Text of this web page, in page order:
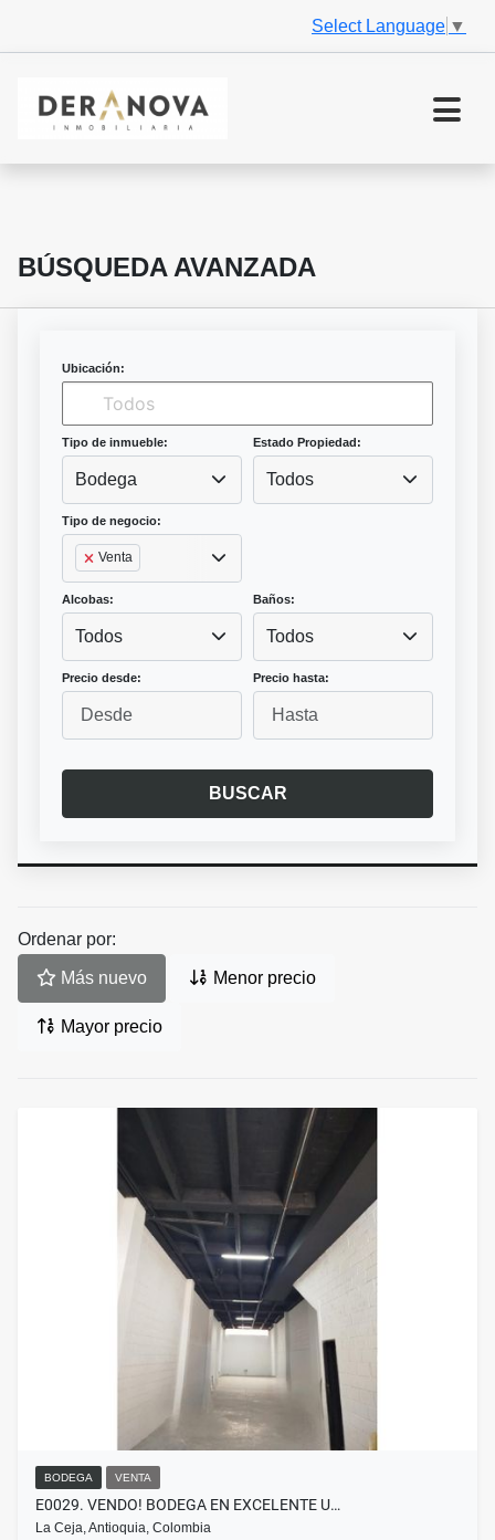
Select Language ▼
BÚSQUEDA AVANZADA
Ubicación:
Tipo de inmueble:
Bodega
Estado Propiedad:
Todos
Tipo de negocio:
Venta
Alcobas:
Todos
Baños:
Todos
Precio desde: Precio hasta:
BUSCAR
Ordenar por:
Más nuevo Menor precio
Mayor precio
BODEGA VENTA
E0029. VENDO! BODEGA EN EXCELENTE U…
La Ceja, Antioquia, Colombia